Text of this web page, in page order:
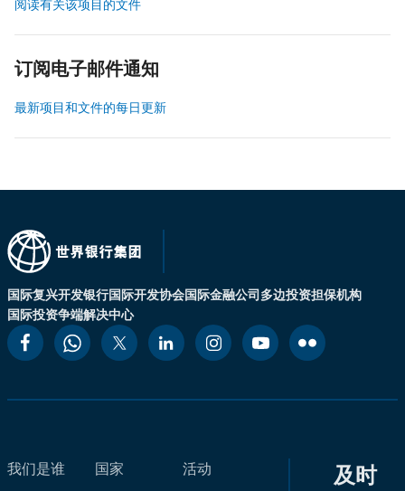
阅读有关该项目的文件
订阅电子邮件通知
最新项目和文件的每日更新
国际复兴开发银行国际开发协会国际金融公司多边投资担保机构
国际投资争端解决中心
我们是谁
国家
活动
及时